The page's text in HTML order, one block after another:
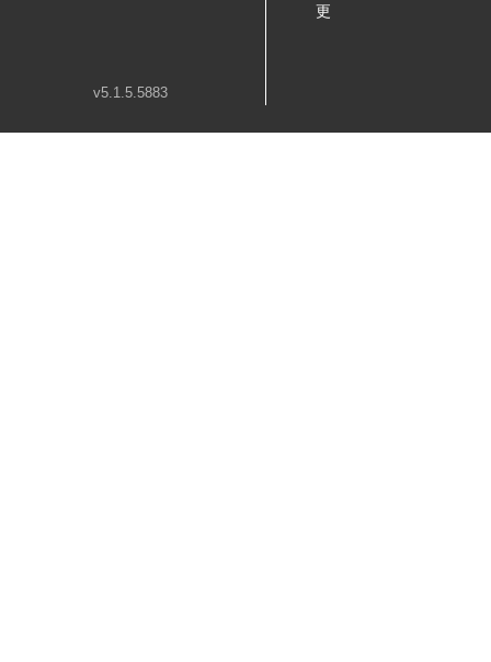
v5.1.5.5883
更